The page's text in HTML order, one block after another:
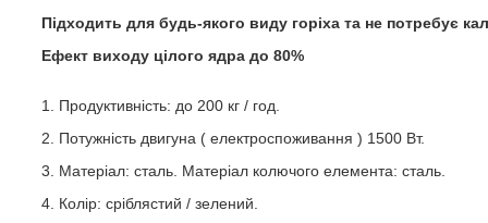
Підходить для будь-якого виду горіха та не потребує
Ефект виходу цілого ядра до 80%
1. Продуктивність: до 200 кг / год.
2. Потужність двигуна ( електроспоживання ) 1500 Вт.
3. Матеріал: сталь. Матеріал колючого елемента: сталь.
4. Колір: сріблястий / зелений.